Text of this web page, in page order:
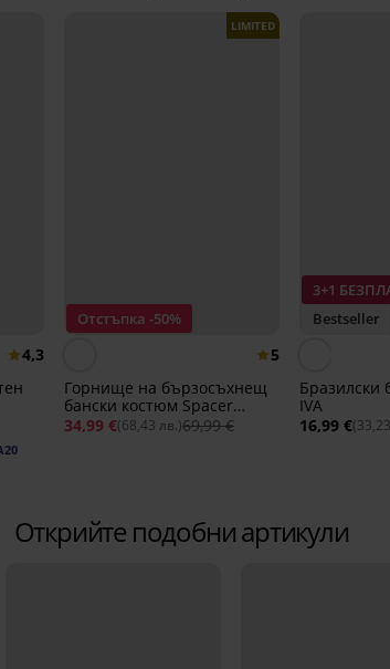
4,3
Отстъпка -50%
LIMITED
5
Горнище на бързосъхнещ
бански костюм Spacer
Flowerkiss
34,99 €(68,43 лв.)69,99 €
3+1
Bestseller
Бразилски
IVA
16,99 €
Открийте подобни артикули